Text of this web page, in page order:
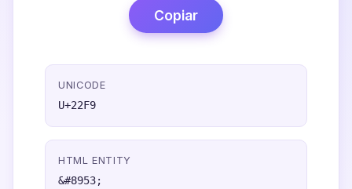
Copiar
UNICODE
U+22F9
HTML ENTITY
&#8953;